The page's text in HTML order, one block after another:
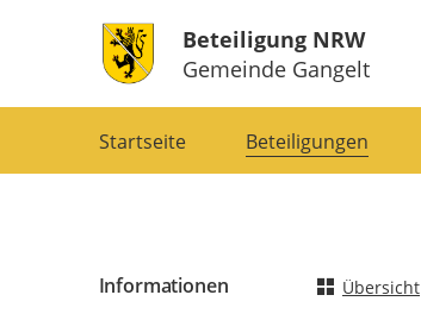
Beteiligung NRW
Gemeinde Gangelt
Startseite Beteiligungen
Informationen Übersicht